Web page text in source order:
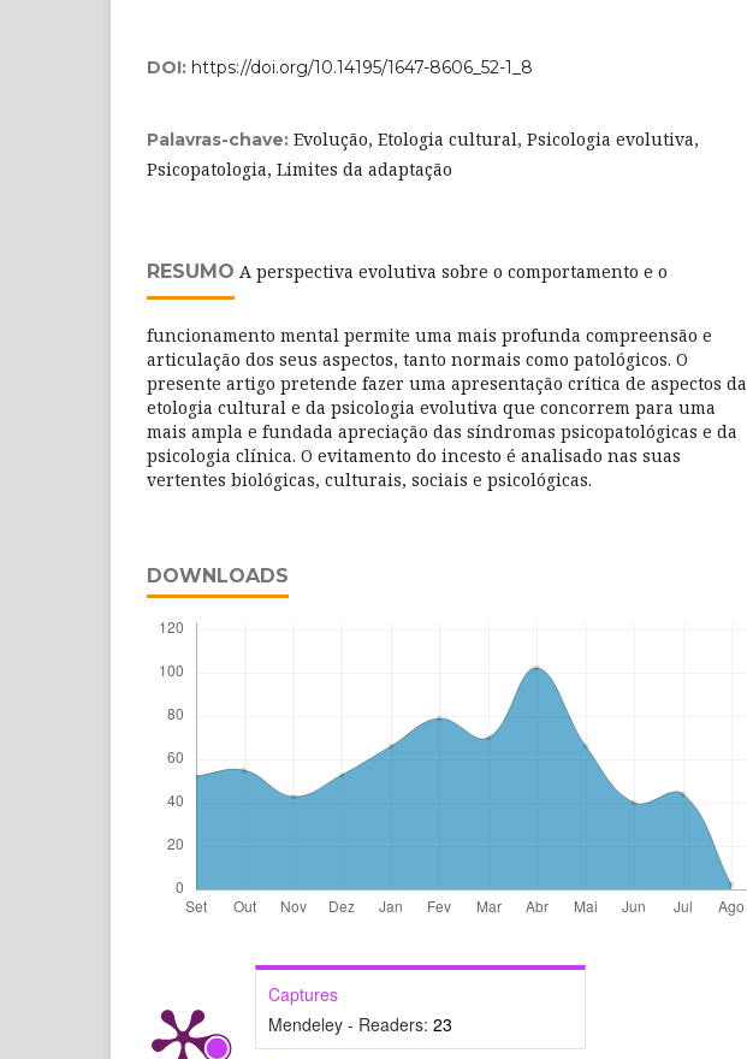
DOI: https://doi.org/10.14195/1647-8606_52-1_8
Palavras-chave: Evolução, Etologia cultural, Psicologia evolutiva,
Psicopatologia, Limites da adaptação
RESUMO A perspectiva evolutiva sobre o comportamento e o
funcionamento mental permite uma mais profunda compreensão e
articulação dos seus aspectos, tanto normais como patológicos. O
presente artigo pretende fazer uma apresentação crítica de aspectos da
etologia cultural e da psicologia evolutiva que concorrem para uma
mais ampla e fundada apreciação das síndromas psicopatológicas e da
psicologia clínica. O evitamento do incesto é analisado nas suas
vertentes biológicas, culturais, sociais e psicológicas.
DOWNLOADS
Captures
Mendeley - Readers: 23